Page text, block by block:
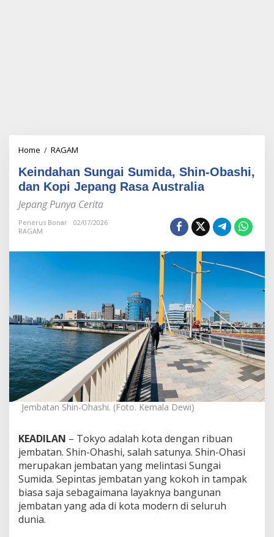
Home / RAGAM
i
n
d
a
a
S
n
i
S
u
m
i
d
,
S
h
-
O
b
a
s
h
i
,
Keindahan Sungai Sumida, Shin-Obashi,
dan Kopi Jepang Rasa Australia
Jepang Punya Cerita
Penerus Bonar
02/07/2026
RAGAM
Jembatan Shin-Ohashi. (Foto. Kemala Dewi)
KEADILAN – Tokyo adalah kota dengan ribuan
jembatan. Shin-Ohashi, salah satunya. Shin-Ohasi
merupakan jembatan yang melintasi Sungai
Sumida. Sepintas jembatan yang kokoh in tampak
biasa saja sebagaimana layaknya bangunan
jembatan yang ada di kota modern di seluruh
dunia.